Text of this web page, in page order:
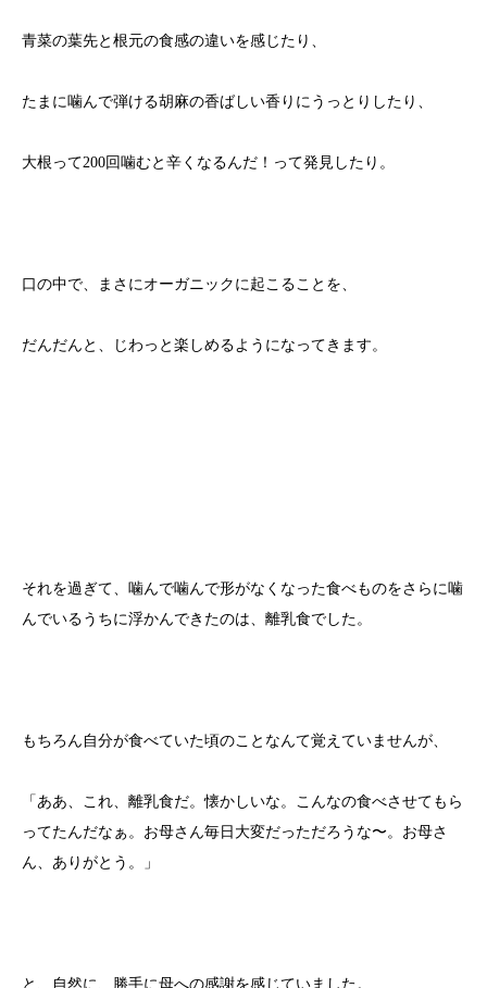
青菜の葉先と根元の食感の違いを感じたり、
たまに噛んで弾ける胡麻の香ばしい香りにうっとりしたり、
大根って200回噛むと辛くなるんだ！って発見したり。
口の中で、まさにオーガニックに起こることを、
だんだんと、じわっと楽しめるようになってきます。
それを過ぎて、噛んで噛んで形がなくなった食べものをさらに噛
んでいるうちに浮かんできたのは、離乳食でした。
もちろん自分が食べていた頃のことなんて覚えていませんが、
「ああ、これ、離乳食だ。懐かしいな。こんなの食べさせてもら
ってたんだなぁ。お母さん毎日大変だっただろうな〜。お母さ
ん、ありがとう。」
と、自然に、勝手に母への感謝を感じていました。